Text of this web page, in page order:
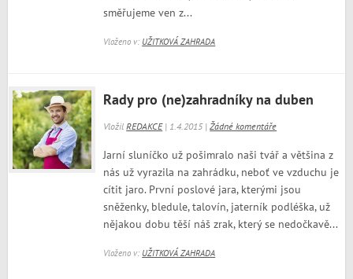
směřujeme ven z...
Vloženo v: UŽITKOVÁ ZAHRADA
Rady pro (ne)zahradníky na duben
VložilREDAKCE| 1.4.2015 |Žádné komentáře
Jarní sluníčko už pošimralo naši tvář a většina z
nás už vyrazila na zahrádku, neboť ve vzduchu je
cítit jaro. První poslové jara, kterými jsou
sněženky, bledule, talovín, jaterník podléška, už
nějakou dobu těší náš zrak, který se nedočkavě...
Vloženo v: UŽITKOVÁ ZAHRADA